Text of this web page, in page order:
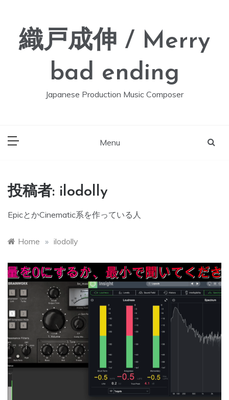
content織戸成伸 / Merry
bad ending
Japanese Production Music Composer
Menu
投稿者: ilodolly
EpicとかCinematic系を作っている人
Home » ilodolly